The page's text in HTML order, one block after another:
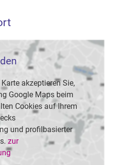
akzeptieren Sie,
Google Maps beim
Cookies auf Ihrem
und profilbasierter
zur